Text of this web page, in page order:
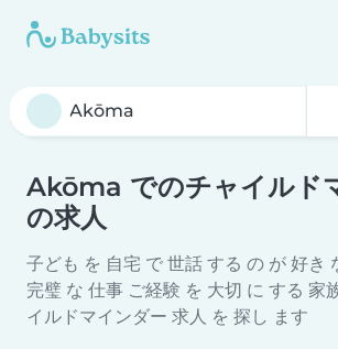
Akōma でのチャイルド
の求人
子ども を 自宅 で 世話 する の が 好き
完璧 な 仕事 ご経験 を 大切 に する 家
イルドマインダー 求人 を 探し ます